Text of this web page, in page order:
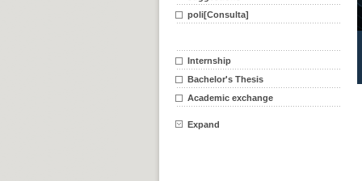
poli[Consulta]
Internship
Bachelor's Thesis
Academic exchange
Expand